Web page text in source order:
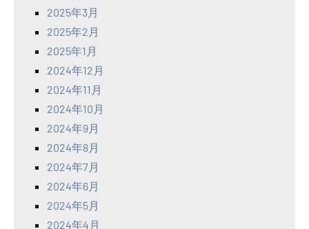
2025年3月
2025年2月
2025年1月
2024年12月
2024年11月
2024年10月
2024年9月
2024年8月
2024年7月
2024年6月
2024年5月
2024年4月